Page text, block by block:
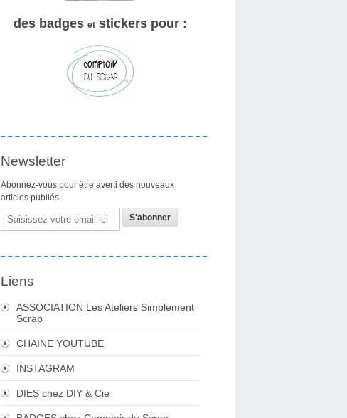
des badges et stickers pour :
Newsletter
Abonnez-vous pour être averti des nouveaux
articles publiés.
Email
Liens
ASSOCIATION Les Ateliers Simplement
Scrap
CHAINE YOUTUBE
INSTAGRAM
DIES chez DIY & Cie